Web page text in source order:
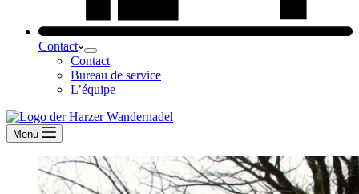
Contact
Contact
Bureau de service
L’équipe
Menü